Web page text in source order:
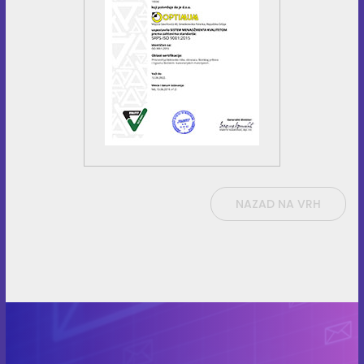
NAZAD NA VRH